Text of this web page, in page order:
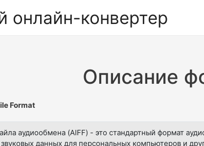
онлайн-конвертер
Описание
Format
аудиообмена (AIFF) - это стандартный формат
данных для персональных компьютеров и